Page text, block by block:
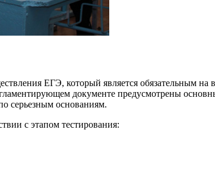
ЕГЭ, который является обязательным
документе предусмотрены
серьезным основаниям.
с этапом тестирования: